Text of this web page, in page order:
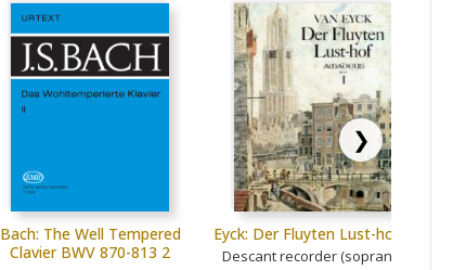
Bach: The Well Tempered
Clavier BWV 870-813 2
Eyck: Der Fluyten Lust-hof 1
Descant recorder (soprano)
❯